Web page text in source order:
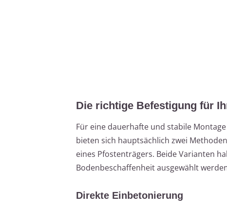
Die richtige Befestigung für
Für eine dauerhafte und stabile
bieten sich hauptsächlich zwei
eines Pfostenträgers. Beide Varianten
Bodenbeschaffenheit ausgewählt
Direkte Einbetonierung